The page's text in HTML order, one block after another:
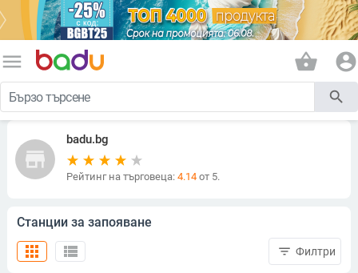
menu shopping_basket account_circle
search
store
badu.bg
Рейтинг на търговеца: 4.14от 5.
Станции за запояване
view_list
apps filter_list Филтри